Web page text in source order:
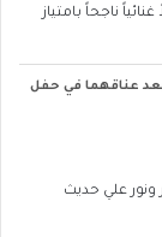
ناجحاً بامتياز
عناقهما في حفل
ونور علي حديث